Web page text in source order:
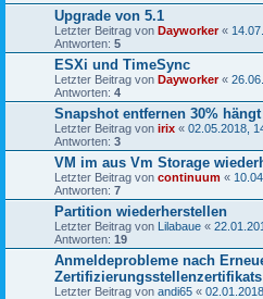
Upgrade von 5.1
Letzter Beitrag von Dayworker«
Antworten: 5
ESXi und TimeSync
Letzter Beitrag von Dayworker«
Antworten: 4
Snapshot entfernen 30%
Letzter Beitrag von irix « 02.05.2018,
Antworten: 3
VM im aus Vm Storage
Letzter Beitrag von continuum «
Antworten: 7
Partition wiederherstellen
Letzter Beitrag von Lilabaue «
Antworten: 19
Anmeldeprobleme nach
Zertifizierungsstellenzertifikats
Letzter Beitrag von andi65 «